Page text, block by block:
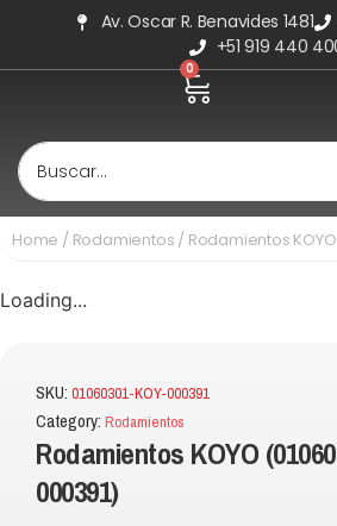
Av. Oscar R. Benavides 1481
+51 919 440
0
Home / Rodamientos / Rodamientos
Loading...
SKU: 01060301-KOY-000391
Category: Rodamientos
Rodamientos KOYO
000391)